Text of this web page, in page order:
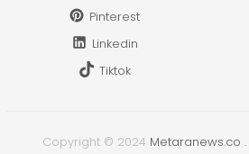
Pinterest
Linkedin
Tiktok
Copyright © 2024 Metaranews.co .